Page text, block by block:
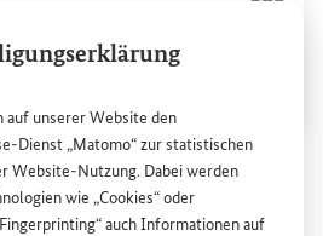
auf unsererWebsite den
Dienst „Matomo“ zur statistischen
Website-Nutzung. Dabei werden
wie „Cookies“ oder
Fingerprinting“ auch Informationen auf